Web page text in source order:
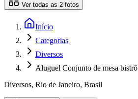
Ver todas as 2 fotos
Início
Categorias
Diversos
Aluguel Conjunto de mesa bistrô
Diversos, Rio de Janeiro, Brasil